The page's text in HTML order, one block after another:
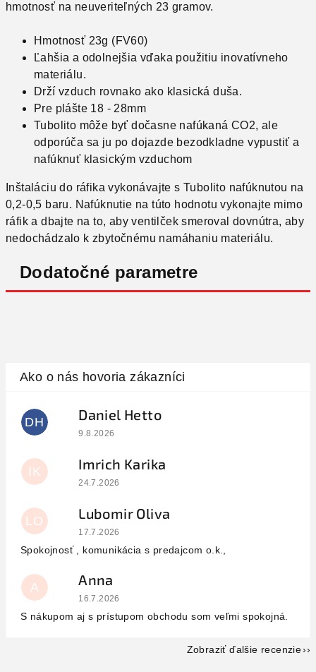
hmotnosť na neuveriteľných 23 gramov.
Hmotnosť 23g (FV60)
Ľahšia a odolnejšia vďaka použitiu inovatívneho
materiálu.
Drží vzduch rovnako ako klasická duša.
Pre plášte 18 - 28mm
Tubolito môže byť dočasne nafúkaná CO2, ale
odporúča sa ju po dojazde bezodkladne vypustiť a
nafúknuť klasickým vzduchom
Inštaláciu do ráfika vykonávajte s Tubolito nafúknutou na
0,2-0,5 baru. Nafúknutie na túto hodnotu vykonajte mimo
ráfik a dbajte na to, aby ventilček smeroval dovnútra, aby
nedochádzalo k zbytočnému namáhaniu materiálu.
Dodatočné parametre
DH Daniel Hetto
Hodnotenie obchodu je 5 z 5 hviezdičiek.
9.8.2026
IK Imrich Karika
Hodnotenie obchodu je 5 z 5 hviezdičiek.
24.7.2026
LO Lubomir Oliva
Hodnotenie obchodu je 5 z 5 hviezdičiek.
17.7.2026
Spokojnosť , komunikácia s predajcom o.k.,
A Anna
Hodnotenie obchodu je 5 z 5 hviezdičiek.
16.7.2026
S nákupom aj s prístupom obchodu som veľmi spokojná.
Zobraziť ďalšie recenzie